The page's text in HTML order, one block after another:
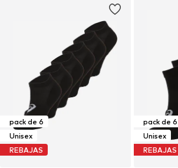
pack de 6
Unisex
REBAJAS
pack de 6
Unisex
REBAJAS